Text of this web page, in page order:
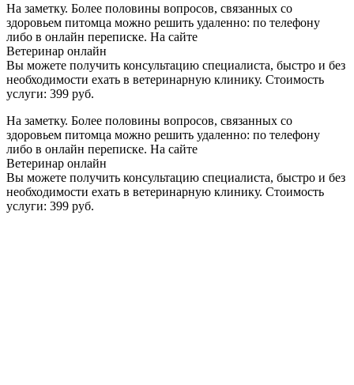
На заметку. Более половины вопросов, связанных со
здоровьем питомца можно решить удаленно: по телефону
либо в онлайн переписке. На сайте
Ветеринар онлайн
Вы можете получить консультацию специалиста, быстро и без
необходимости ехать в ветеринарную клинику. Стоимость
услуги: 399 руб.
На заметку. Более половины вопросов, связанных со
здоровьем питомца можно решить удаленно: по телефону
либо в онлайн переписке. На сайте
Ветеринар онлайн
Вы можете получить консультацию специалиста, быстро и без
необходимости ехать в ветеринарную клинику. Стоимость
услуги: 399 руб.